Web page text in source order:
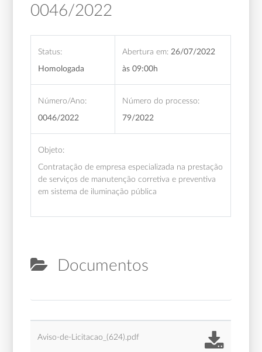
0046/2022
Status:
Homologada
Abertura em: 26/07/2022
às 09:00h
Número/Ano:
0046/2022
Número do processo:
79/2022
Objeto:
Contratação de empresa especializada na prestação
de serviços de manutenção corretiva e preventiva
em sistema de iluminação pública
Documentos
Aviso-de-Licitacao_(624).pdf